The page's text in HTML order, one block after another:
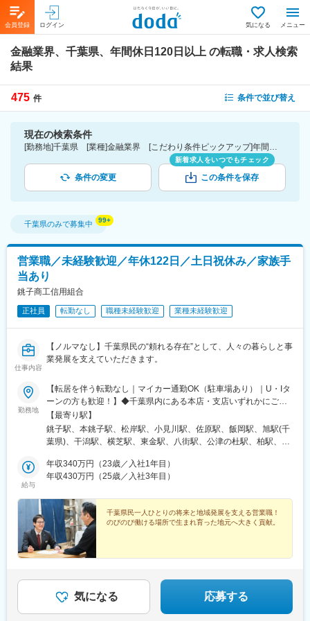
会員登録 ログイン 気になる メニュー
金融業界、千葉県、年間休日120日以上 の転職・求人検索
結果
475 件 条件で並び替え
現在の検索条件
[勤務地]千葉県 [業種]金融業界 [こだわり条件ピックアップ]年間休日120日以上 [詳細条件](休日・働き方)年間休日120日以上
条件の変更
新着求人をいつでもチェック
この条件を保存
千葉県のみで募集中
営業職／未経験歓迎／年休122日／土日祝休み／家族手
当あり
銚子商工信用組合
正社員 転勤なし 職種未経験歓迎 業種未経験歓迎
仕事内容
【ノルマなし】千葉県民の“頼れる存在”として、人々の暮らしと事
業発展を支えていただきます。
勤務地
【転居を伴う転勤なし｜マイカー通勤OK（駐車場あり）｜U・Iタ
ーンの方も歓迎！】◆千葉県内にある本店・支店いずれかにご勤
務＜銚子市＞本店／銚子市東芝町1-19清水支店／銚子市和田町7-8
松岸支店／銚子市松岸町3‐273‐1＜香取市＞小見川支店／香取市小
見川799-2佐原支店／香取市佐原イ540＜旭市＞海上支店／旭市後
1268-142＜山武郡＞横芝支店／山武郡横芝光町横芝2138-1＜東金
市＞東金支店／東金市東金1059＜八街市＞八街支店／八街市八街
／柏市柏3-4-14＜松戸市＞松戸支店／松戸市根本11-4／千葉県で
働きたい方、戻って働きたい方も歓迎♪＼社宅を完備し、U・Iター
ン支援制度（※規定あり）を会社として取り入れているので、千葉
県で働くことを考えている方もはじめの一歩を踏み出しやすい環
境です！※受動喫煙対策：オフィス内禁煙
【最寄り駅】
銚子駅、本銚子駅、松岸駅、小見川駅、佐原駅、飯岡駅、旭駅(千
葉県)、干潟駅、横芝駅、東金駅、八街駅、公津の杜駅、柏駅、松
給与
年収340万円（23歳／入社1年目）
年収430万円（25歳／入社3年目）
千葉県民一人ひとりの将来と地域発展を支える営業職！
のびのび働ける場所で生まれ育った地元へ大きく貢献。
気になる 応募する